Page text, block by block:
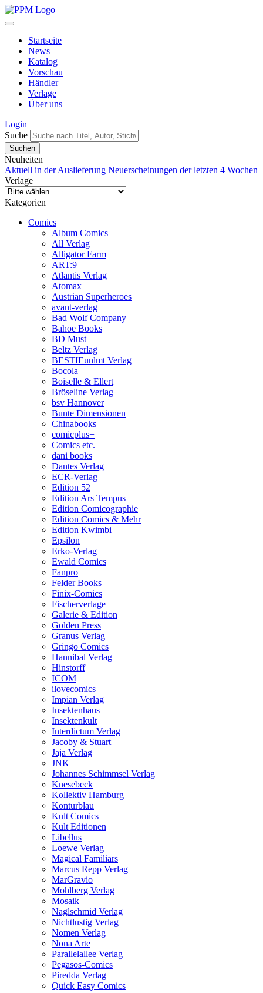
Startseite
News
Katalog
Vorschau
Händler
Verlage
Über uns
Login
Suche
Neuheiten
Aktuell in der Auslieferung Neuerscheinungen der letzten 4 Wochen
Verlage
Kategorien
Comics
Album Comics
All Verlag
Alligator Farm
ART:9
Atlantis Verlag
Atomax
Austrian Superheroes
avant-verlag
Bad Wolf Company
Bahoe Books
BD Must
Beltz Verlag
BESTIEunlmt Verlag
Bocola
Boiselle & Ellert
Bröseline Verlag
bsv Hannover
Bunte Dimensionen
Chinabooks
comicplus+
Comics etc.
dani books
Dantes Verlag
ECR-Verlag
Edition 52
Edition Ars Tempus
Edition Comicographie
Edition Comics & Mehr
Edition Kwimbi
Epsilon
Erko-Verlag
Ewald Comics
Fanpro
Felder Books
Finix-Comics
Fischerverlage
Galerie & Edition
Golden Press
Granus Verlag
Gringo Comics
Hannibal Verlag
Hinstorff
ICOM
ilovecomics
Impian Verlag
Insektenhaus
Insektenkult
Interdictum Verlag
Jacoby & Stuart
Jaja Verlag
JNK
Johannes Schimmsel Verlag
Knesebeck
Kollektiv Hamburg
Konturblau
Kult Comics
Kult Editionen
Libellus
Loewe Verlag
Magical Familiars
Marcus Repp Verlag
MarGravio
Mohlberg Verlag
Mosaik
Naglschmid Verlag
Nichtlustig Verlag
Nomen Verlag
Nona Arte
Parallelallee Verlag
Pegasos-Comics
Piredda Verlag
Quick Easy Comics